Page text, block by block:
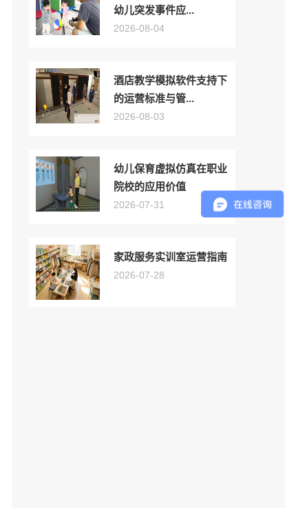
幼儿突发事件应...
2026-08-04
酒店教学模拟软件支持下
的运营标准与管...
2026-08-03
幼儿保育虚拟仿真在职业
院校的应用价值
2026-07-31
家政服务实训室运营指南
2026-07-28